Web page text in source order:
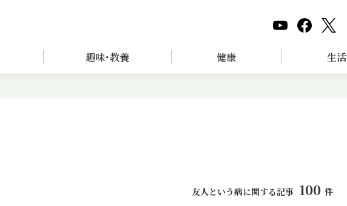
趣味･教養 健康 生活
友人という病に関する記事 100 件